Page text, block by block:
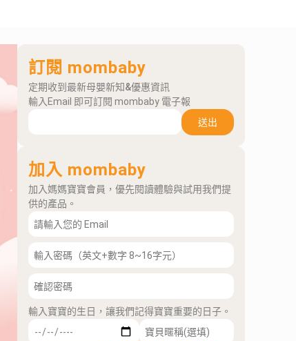
訂閱 mombaby
定期收到最新母嬰新知&優惠資訊
輸入Email 即可訂閱 mombaby 電子報
送出
加入 mombaby
加入媽媽寶寶會員，優先閱讀體驗與試用我們提
供的產品。
輸入寶寶的生日，讓我們記得寶寶重要的日子。